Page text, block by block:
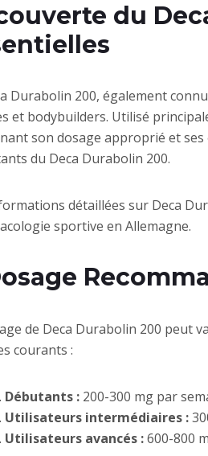
du
Durabolin 200, également
et bodybuilders. Utilisé
son dosage approprié et
du Deca Durabolin 200.
détaillées sur Deca
sportive en Allemagne.
de Deca Durabolin 200 peut
courants :
Débutants : 200-300 mg par
Utilisateurs intermédiaires :
Utilisateurs avancés :600-800